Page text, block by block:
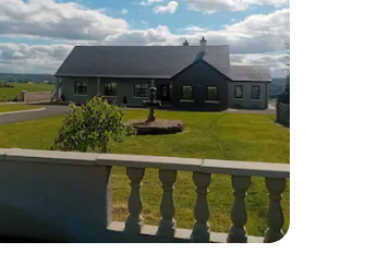
média de 5, 201 avaliações